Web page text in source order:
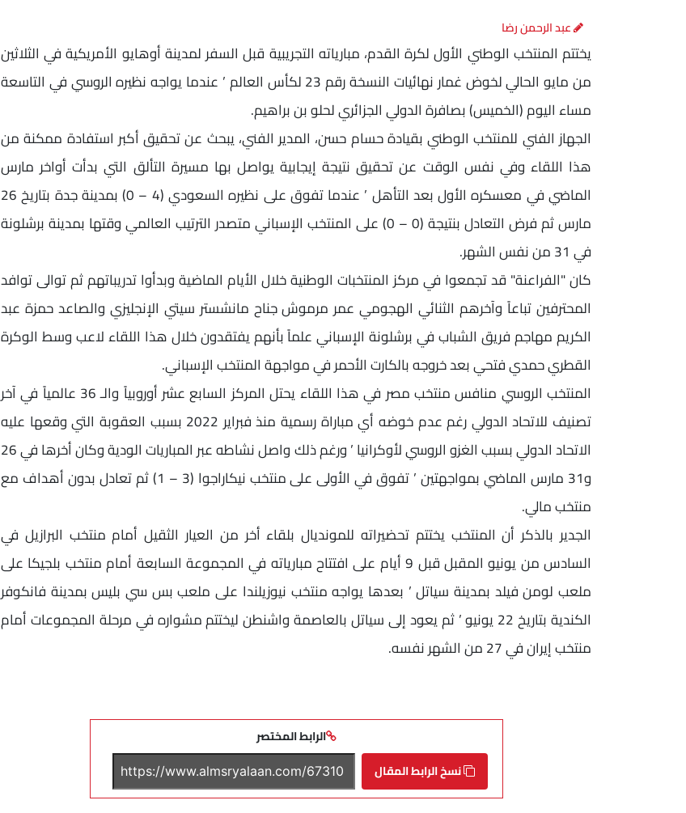
عبد الرحمن رضا
يختتم المنتخب الوطني الأول لكرة القدم، مبارياته التجريبية قبل السفر لمدينة أوهايو الأمريكية في الثلاثين
من مايو الحالي لخوض غمار نهائيات النسخة رقم 23 لكأس العالم ’ عندما يواجه نظيره الروسي في التاسعة
مساء اليوم (الخميس) بصافرة الدولي الجزائري لحلو بن براهيم.
الجهاز الفني للمنتخب الوطني بقيادة حسام حسن، المدير الفني، يبحث عن تحقيق أكبر استفادة ممكنة من
هذا اللقاء وفي نفس الوقت عن تحقيق نتيجة إيجابية يواصل بها مسيرة التألق التي بدأت أواخر مارس
الماضي في معسكره الأول بعد التأهل ’ عندما تفوق على نظيره السعودي (4 – 0) بمدينة جدة بتاريخ 26
مارس ثم فرض التعادل بنتيجة (0 – 0) على المنتخب الإسباني متصدر الترتيب العالمي وقتها بمدينة برشلونة
في 31 من نفس الشهر.
كان "الفراعنة" قد تجمعوا في مركز المنتخبات الوطنية خلال الأيام الماضية وبدأوا تدريباتهم ثم توالى توافد
المحترفين تباعاً وآخرهم الثنائي الهجومي عمر مرموش جناح مانشستر سيتي الإنجليزي والصاعد حمزة عبد
الكريم مهاجم فريق الشباب في برشلونة الإسباني علماً بأنهم يفتقدون خلال هذا اللقاء لاعب وسط الوكرة
القطري حمدي فتحي بعد خروجه بالكارت الأحمر في مواجهة المنتخب الإسباني.
المنتخب الروسي منافس منتخب مصر في هذا اللقاء يحتل المركز السابع عشر أوروبياً والـ 36 عالمياً في آخر
تصنيف للاتحاد الدولي رغم عدم خوضه أي مباراة رسمية منذ فبراير 2022 بسبب العقوبة التي وقعها عليه
الاتحاد الدولي بسبب الغزو الروسي لأوكرانيا ’ ورغم ذلك واصل نشاطه عبر المباريات الودية وكان أخرها في 26
و31 مارس الماضي بمواجهتين ’ تفوق في الأولى على منتخب نيكاراجوا (3 – 1) ثم تعادل بدون أهداف مع
منتخب مالي.
الجدير بالذكر أن المنتخب يختتم تحضيراته للمونديال بلقاء أخر من العيار الثقيل أمام منتخب البرازيل في
السادس من يونيو المقبل قبل 9 أيام على افتتاح مبارياته في المجموعة السابعة أمام منتخب بلجيكا على
ملعب لومن فيلد بمدينة سياتل ’ بعدها يواجه منتخب نيوزيلندا على ملعب بس سي بليس بمدينة فانكوفر
الكندية بتاريخ 22 يونيو ’ ثم يعود إلى سياتل بالعاصمة واشنطن ليختتم مشواره في مرحلة المجموعات أمام
منتخب إيران في 27 من الشهر نفسه.
الرابط المختصر
نسخ الرابط المقال